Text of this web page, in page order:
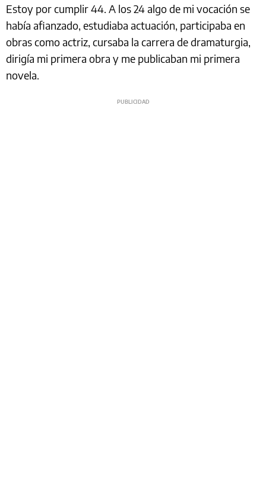
Estoy por cumplir 44. A los 24 algo de mi vocación se
había afianzado, estudiaba actuación, participaba en
obras como actriz, cursaba la carrera de dramaturgia,
dirigía mi primera obra y me publicaban mi primera
novela.